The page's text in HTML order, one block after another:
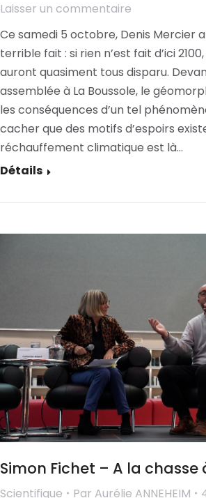
Laisser un commentaire
Ce samedi 5 octobre, Denis Mercier
terrible fait : si rien n’est fait d’ici
auront quasiment tous disparu.
assemblée à La Boussole, le
les conséquences d’un tel
cacher que des motifs d’espoirs
réchauffement climatique est là…
Détails
Simon Fichet – A la
Scientifique Par Aurélie ANNEHEIM